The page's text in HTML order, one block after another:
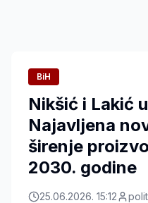
BiH
Nikšić i Lakić
Najavljena
širenje
2030. godine
25.06.2026. 15:12